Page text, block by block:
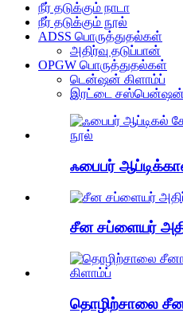
நீர் தடுக்கும் நாடா
நீர் தடுக்கும் நூல்
ADSS பொருத்துதல்கள்
அதிர்வு தடுப்பான்
OPGW பொருத்துதல்கள்
டென்ஷன் கிளாம்ப்
இரட்டை சஸ்பென்ஷன்
ஃபைபர்
சீன சப்ளையர்
தொழிற்சாலை